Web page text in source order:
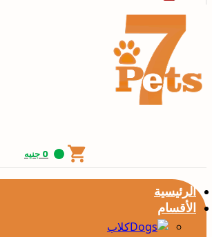
0 جنيه
الرئيسية
الأقسام
كلاب